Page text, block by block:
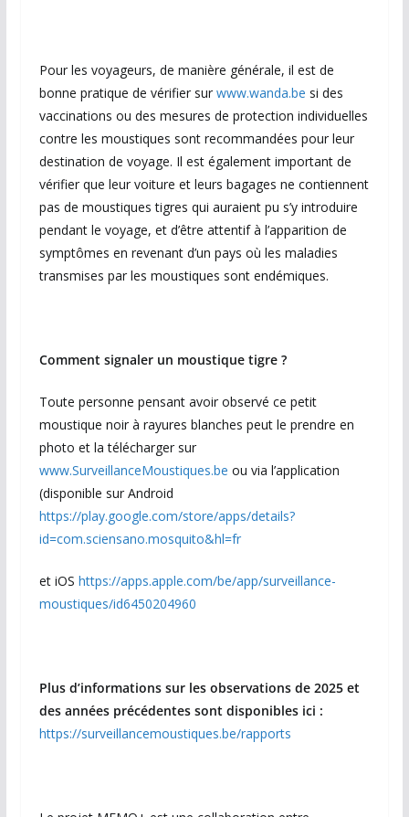
Pour les voyageurs, de manière générale, il est de
bonne pratique de vérifier sur www.wanda.be si des
vaccinations ou des mesures de protection individuelles
contre les moustiques sont recommandées pour leur
destination de voyage. Il est également important de
vérifier que leur voiture et leurs bagages ne contiennent
pas de moustiques tigres qui auraient pu s’y introduire
pendant le voyage, et d’être attentif à l’apparition de
symptômes en revenant d’un pays où les maladies
transmises par les moustiques sont endémiques.
Comment signaler un moustique tigre ?
Toute personne pensant avoir observé ce petit
moustique noir à rayures blanches peut le prendre en
photo et la télécharger sur
www.SurveillanceMoustiques.be ou via l’application
(disponible sur Android
https://play.google.com/store/apps/details?
id=com.sciensano.mosquito&hl=fr
et iOS https://apps.apple.com/be/app/surveillance-
moustiques/id6450204960
Plus d’informations sur les observations de 2025 et
des années précédentes sont disponibles ici :
https://surveillancemoustiques.be/rapports